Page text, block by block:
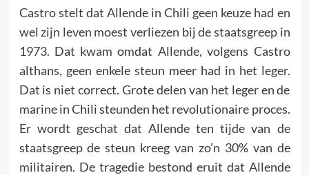
Castro stelt dat Allende in Chili geen keuze had en
wel zijn leven moest verliezen bij de staatsgreep in
1973. Dat kwam omdat Allende, volgens Castro
althans, geen enkele steun meer had in het leger.
Dat is niet correct. Grote delen van het leger en de
marine in Chili steunden het revolutionaire proces.
Er wordt geschat dat Allende ten tijde van de
staatsgreep de steun kreeg van zo’n 30% van de
militairen. De tragedie bestond eruit dat Allende